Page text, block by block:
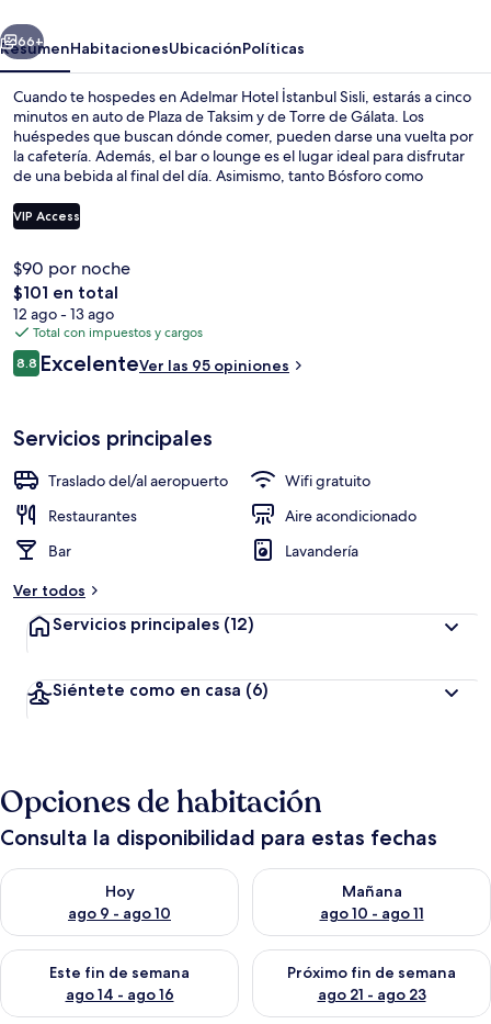
Siguiente
66+
ResumenHabitacionesUbicaciónPolíticas
Cuando te hospedes en Adelmar Hotel İstanbul Sisli, estarás a cinco
minutos en auto de Plaza de Taksim y de Torre de Gálata. Los
huéspedes que buscan dónde comer, pueden darse una vuelta por
la cafetería. Además, el bar o lounge es el lugar ideal para disfrutar
de una bebida al final del día. Asimismo, tanto Bósforo como
está a una corta distancia a pie de algunas opciones de transporte
público: Estación de metro Osmanbey está a 5 minutos y Estación
VIP Access
$90 por noche
El
precio
total
es
de
$101 en total
12 ago - 13 ago
Total con impuestos y cargos
Opiniones
8.88.8 de 10,
ExcelenteVer las 95 opiniones
Servicios principales
Traslado del/al aeropuerto
Wifi gratuito
Restaurantes
Aire acondicionado
Bar
Lavandería
Ver todos
Servicios principales (12)
Siéntete como en casa (6)
Opciones de habitación
Consulta la disponibilidad para estas fechas
Hoy
ago 9 - ago 10
Consulta la disponibilidad para hoy ago 9 - ago 10
Mañana
ago 10 - ago 11
Consulta la disponibilidad
Este fin de semana
ago 14 - ago 16
Consulta la disponibilidad para este fin de semana ago 14 -
Próximo fin de semana
ago 21 - ago 23
Consulta la disponibilidad